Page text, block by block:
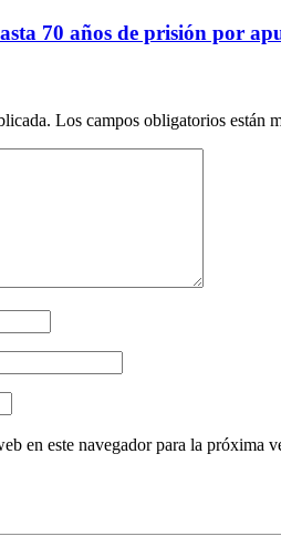
70 años de prisión por
Los campos obligatorios están
en este navegador para la próxima